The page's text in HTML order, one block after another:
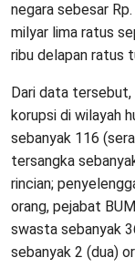
negara sebesar
milyar lima ratus
ribu delapan ratus
Dari data
korupsi di wilayah
sebanyak 116
tersangka
rincian;
orang, pejabat
swasta sebanyak
sebanyak 2 (dua)